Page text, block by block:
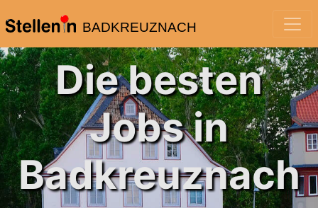
BADKREUZNACH
Die besten
Jobs in
Badkreuznach